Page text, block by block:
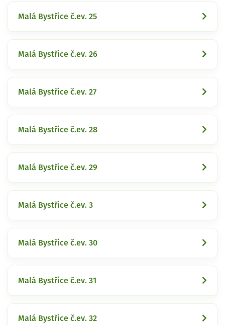
Malá Bystřice č.ev. 25
Malá Bystřice č.ev. 26
Malá Bystřice č.ev. 27
Malá Bystřice č.ev. 28
Malá Bystřice č.ev. 29
Malá Bystřice č.ev. 3
Malá Bystřice č.ev. 30
Malá Bystřice č.ev. 31
Malá Bystřice č.ev. 32